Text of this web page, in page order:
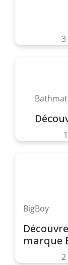
BigBoy
marque